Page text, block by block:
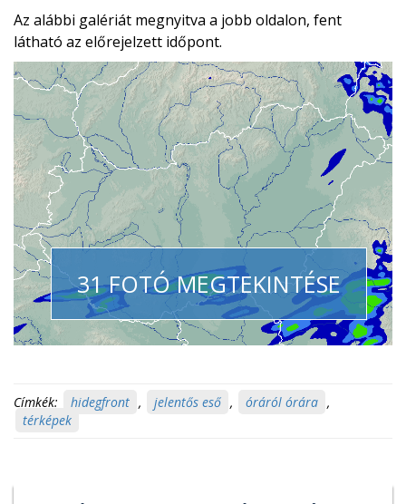
Az alábbi galériát megnyitva a jobb oldalon, fent
látható az előrejelzett időpont.
31 FOTÓ MEGTEKINTÉSE
Címkék: hidegfront , jelentős eső , óráról órára ,
térképek